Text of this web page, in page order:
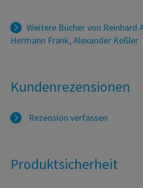
Weitere Bücher von Reinhard
Hermann Frank,Alexander Keßler
Kundenrezensionen
Rezension verfassen
Produktsicherheit